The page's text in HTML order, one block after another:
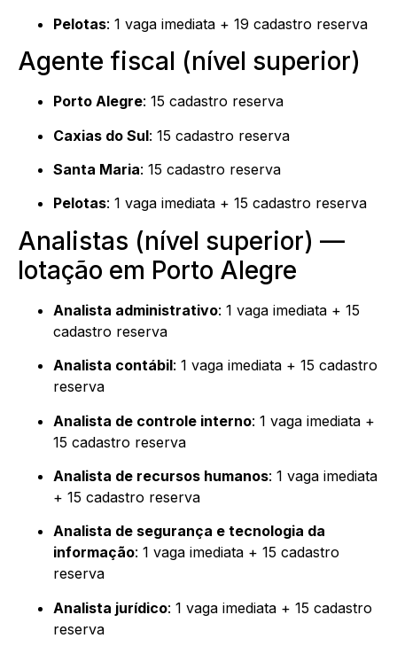
Pelotas: 1 vaga imediata + 19 cadastro reserva
Agente fiscal (nível superior)
Porto Alegre: 15 cadastro reserva
Caxias do Sul: 15 cadastro reserva
Santa Maria: 15 cadastro reserva
Pelotas: 1 vaga imediata + 15 cadastro reserva
Analistas (nível superior) —
lotação em Porto Alegre
Analista administrativo: 1 vaga imediata + 15
cadastro reserva
Analista contábil: 1 vaga imediata + 15 cadastro
reserva
Analista de controle interno: 1 vaga imediata +
15 cadastro reserva
Analista de recursos humanos: 1 vaga imediata
+ 15 cadastro reserva
Analista de segurança e tecnologia da
informação: 1 vaga imediata + 15 cadastro
reserva
Analista jurídico: 1 vaga imediata + 15 cadastro
reserva